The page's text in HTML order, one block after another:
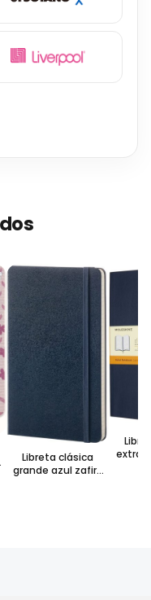
Libreta clásica
grande azul zafiro
extra